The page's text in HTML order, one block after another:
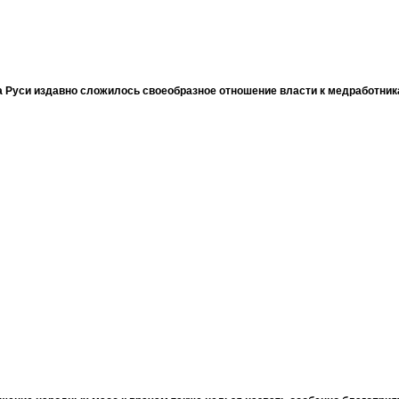
Руси издавно сложилось своеобразное отношение власти к